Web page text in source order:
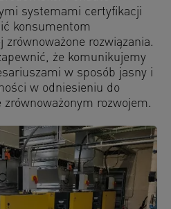
systemami certyfikacji
konsumentom
zrównoważone rozwiązania.
że komunikujemy
w sposób jasny i
w odniesieniu do
rozwojem.